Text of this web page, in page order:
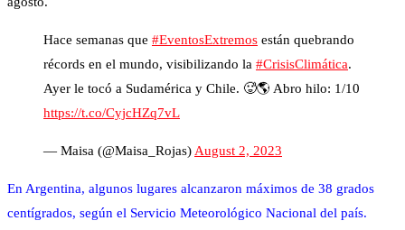
Hace semanas que #EventosExtremos están quebrando
récords en el mundo, visibilizando la #CrisisClimática.
Ayer le tocó a Sudamérica y Chile. 🥵🌎 Abro hilo: 1/10
https://t.co/CyjcHZq7vL
— Maisa (@Maisa_Rojas)August 2, 2023
En Argentina, algunos lugares alcanzaron máximos de 38 grados
centígrados, según el Servicio Meteorológico Nacional del país.